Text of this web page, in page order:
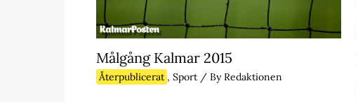
Målgång Kalmar 2015
Återpublicerat , Sport / ByRedaktionen